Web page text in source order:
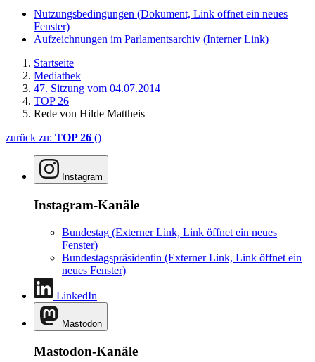
Nutzungsbedingungen (Dokument, Link öffnet ein neues
Fenster)
Aufzeichnungen im Parlamentsarchiv (Interner Link)
Startseite
Mediathek
47. Sitzung vom 04.07.2014
TOP 26
Rede von Hilde Mattheis
zurück zu: TOP 26 ()
Instagram
Instagram-Kanäle
Bundestag (Externer Link, Link öffnet ein neues
Fenster)
Bundestagspräsidentin (Externer Link, Link öffnet ein
neues Fenster)
LinkedIn
Mastodon
Mastodon-Kanäle